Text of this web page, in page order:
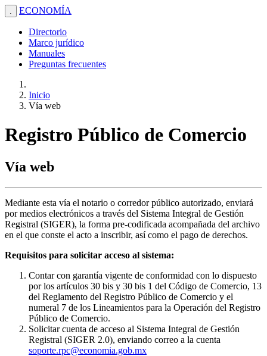
. ECONOMÍA
Directorio
Marco jurídico
Manuales
Preguntas frecuentes
Inicio
Vía web
Registro Público de Comercio
Vía web
Mediante esta vía el notario o corredor público autorizado, enviará
por medios electrónicos a través del Sistema Integral de Gestión
Registral (SIGER), la forma pre-codificada acompañada del archivo
en el que conste el acto a inscribir, así como el pago de derechos.
Requisitos para solicitar acceso al sistema:
Contar con garantía vigente de conformidad con lo dispuesto
por los artículos 30 bis y 30 bis 1 del Código de Comercio, 13
del Reglamento del Registro Público de Comercio y el
numeral 7 de los Lineamientos para la Operación del Registro
Público de Comercio.
Solicitar cuenta de acceso al Sistema Integral de Gestión
Registral (SIGER 2.0), enviando correo a la cuenta
soporte.rpc@economia.gob.mx